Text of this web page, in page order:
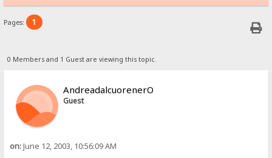
Pages: 1
0 Members and 1 Guest are viewing this topic.
AndreadalcuorenerO
Guest
on:June 12, 2003, 10:56:09 AM